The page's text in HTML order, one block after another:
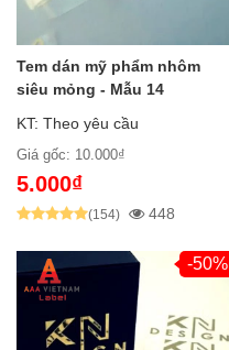
Tem dán mỹ phẩm nhôm
siêu mỏng - Mẫu 14
KT: Theo yêu cầu
Giá gốc: 10.000₫
5.000₫
(154) 448
-50%